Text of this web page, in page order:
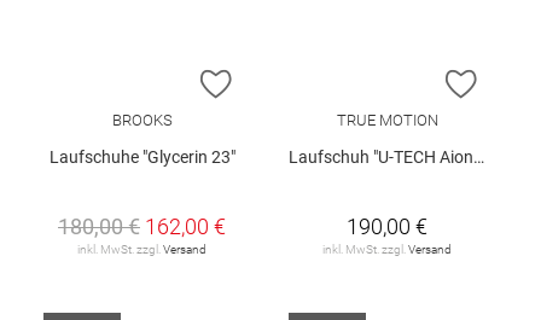
ZUR WUNSCHLISTE HINZUFÜGEN
BROOKS
Laufschuhe "Glycerin 23"
180,00 € 162,00 €
inkl. MwSt. zzgl. Versand
ZUR
TRUE MOTION
Laufschuh "U-TECH Aion 4 W"
190,00 €
inkl. MwSt. zzgl. Versand